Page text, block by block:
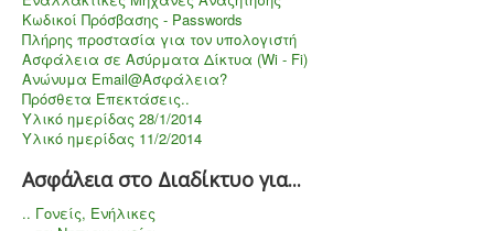
Κωδικοί Πρόσβασης - Passwords
Πλήρης προστασία για τον υπολογιστή
Aσφάλεια σε Ασύρματα Δίκτυα (Wi - Fi)
Ανώνυμα Email@Ασφάλεια?
Πρόσθετα Επεκτάσεις..
Υλικό ημερίδας 28/1/2014
Υλικό ημερίδας 11/2/2014
Ασφάλεια στο Διαδίκτυο για...
.. Γονείς, Ενήλικες